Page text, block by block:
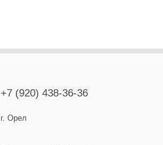
+7 (920) 438-36-36
г. Орел